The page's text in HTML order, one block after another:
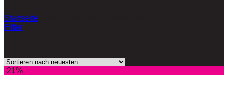
Startseite
Filter
-21%